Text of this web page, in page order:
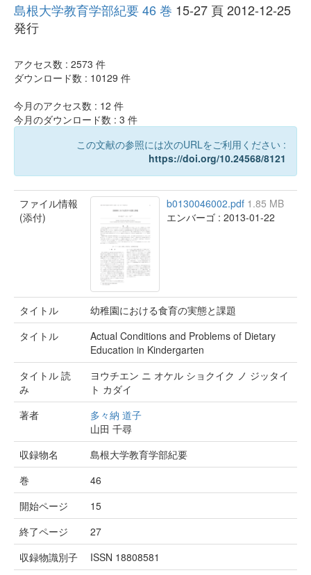
島根大学教育学部紀要 46 巻 15-27 頁 2012-12-25
発行
アクセス数 : 2573 件
ダウンロード数 : 10129 件
今月のアクセス数 : 12 件
今月のダウンロード数 : 3 件
この文献の参照には次のURLをご利用ください :
https://doi.org/10.24568/8121
ファイル情報
(添付)
b0130046002.pdf 1.85 MB
エンバーゴ : 2013-01-22
タイトル
幼稚園における食育の実態と課題
タイトル
Actual Conditions and Problems of Dietary
Education in Kindergarten
タイトル 読
み
ヨウチエン ニ オケル ショクイク ノ ジッタイ
ト カダイ
著者
多々納 道子
山田 千尋
収録物名
島根大学教育学部紀要
巻
46
開始ページ
15
終了ページ
27
収録物識別子
ISSN 18808581